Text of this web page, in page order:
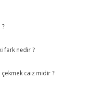
fark nedir ?
çekmek caiz midir ?